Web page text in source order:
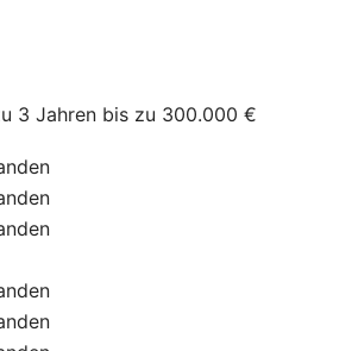
3 Jahren bis zu 300.000 €